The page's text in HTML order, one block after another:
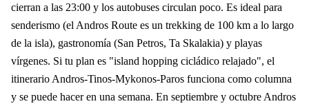
cierran a las 23:00 y los autobuses circulan poco. Es ideal para
senderismo (el Andros Route es un trekking de 100 km a lo largo
de la isla), gastronomía (San Petros, Ta Skalakia) y playas
vírgenes. Si tu plan es "island hopping cicládico relajado", el
itinerario Andros-Tinos-Mykonos-Paros funciona como columna
y se puede hacer en una semana. En septiembre y octubre Andros